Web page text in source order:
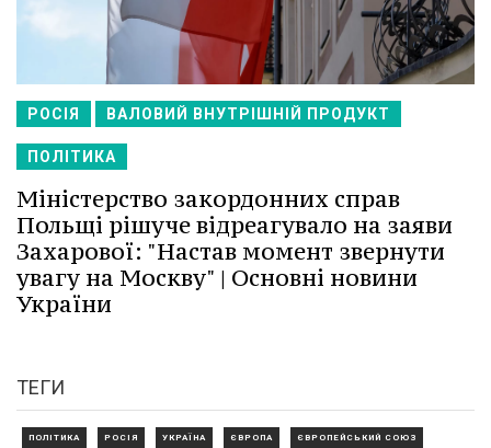
РОСІЯ ВАЛОВИЙ ВНУТРІШНІЙ ПРОДУКТ
ПОЛІТИКА
Міністерство закордонних справ
Польщі рішуче відреагувало на заяви
Захарової: "Настав момент звернути
увагу на Москву" | Основні новини
України
ТЕГИ
ПОЛІТИКА РОСІЯ УКРАЇНА ЄВРОПА ЄВРОПЕЙСЬКИЙ СОЮЗ